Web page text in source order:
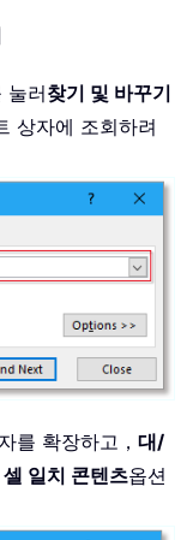
눌러찾기 및 바꾸기
상자에 조회하려
를 확장하고， 대/
셀 일치 콘텐츠옵션